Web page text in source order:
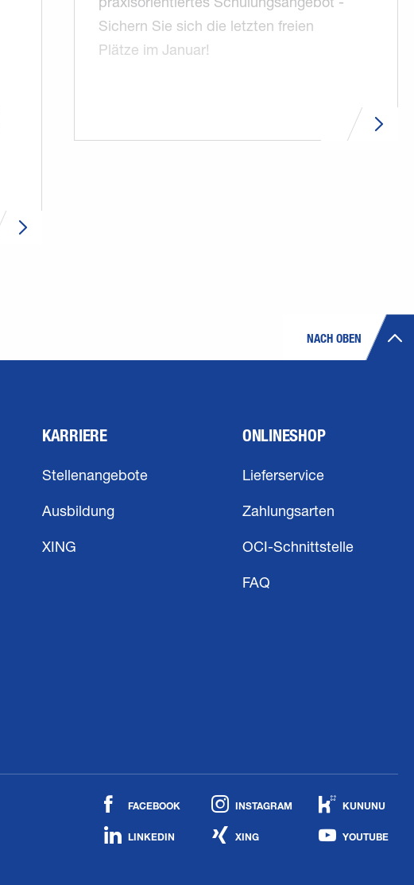
praxisorientiertes Schulungsangebot -
Sichern Sie sich die letzten freien
Plätze im Januar!
NACH OBEN
KARRIERE
Stellenangebote
Ausbildung
XING
ONLINESHOP
Lieferservice
Zahlungsarten
OCI-Schnittstelle
FAQ
FACEBOOK INSTAGRAM KUNUNU
LINKEDIN XING YOUTUBE